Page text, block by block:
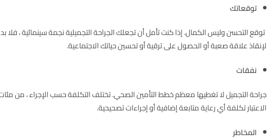
توقعاتك
توقع التحسن وليس الكمال. إذا كنت تأمل أن تجعلك الجراحة التجميلية نجمة سينمائية ، فلا
لإنقاذ علاقة صعبة أو الحصول على ترقية أو تحسين حياتك الاجتماعية.
نفقات
جراحة التجميل لا تغطيها معظم خطط التأمين الصحي. تختلف التكلفة حسب الإجراء ، من
الاعتبار تكلفة أي رعاية متابعة إضافية أو إجراءات تصحيحية.
المخاطر